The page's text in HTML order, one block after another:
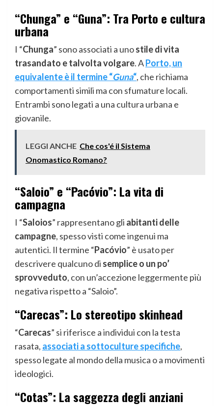
“Chunga” e “Guna”: Tra Porto e cultura
urbana
I “Chunga” sono associati a unostile di vita
trasandato e talvolta volgare. APorto, un
equivalente è il termine “Guna“, che richiama
comportamenti simili ma con sfumature locali.
Entrambi sono legati a una cultura urbana e
giovanile.
LEGGI ANCHE Che cos'é il Sistema
Onomastico Romano?
“Saloio” e “Pacóvio”: La vita di
campagna
I “Saloios” rappresentano gli abitanti delle
campagne, spesso visti come ingenui ma
autentici. Il termine “Pacóvio” è usato per
descrivere qualcuno di semplice o un po’
sprovveduto, con un’accezione leggermente più
negativa rispetto a “Saloio”.
“Carecas”: Lo stereotipo skinhead
“Carecas” si riferisce a individui con la testa
rasata, associati a sottoculture specifiche,
spesso legate al mondo della musica o a movimenti
ideologici.
“Cotas”: La saggezza degli anziani